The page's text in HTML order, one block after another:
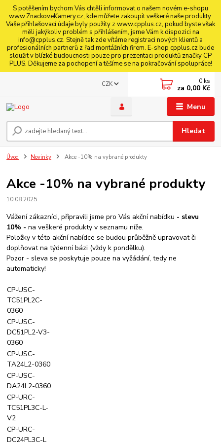
S potěšením bychom Vás chtěli informovat o našem novém e-shopu
www.ZnackoveKamery.cz, kde můžete zakoupit veškeré naše produkty.
Vaše přihlašovací údaje byly použity z www.cpplus.cz, pokud byste však
měli jakýkoliv problém s přihlášením, jsme Vám k dispozici na
info@cpplus.cz. Stejně tak zde vítáme registraci nových klientů a
profesionálních partnerů z řad montážních firem. E-shop cpplus.cz bude
sloužit v blízké budoucnosti pouze pro prezentaci produktů značky CP
PLUS. Děkujeme za pochopení a těšíme se na pokračování spolupráce!
Menu
CZK
Hledat
0 ks
za 0,00 Kč
Úvod Novinky Akce -10% na vybrané produkty
Akce -10% na vybrané produkty
10.08.2025
Vážení zákazníci, připravili jsme pro Vás akční nabídku - slevu
10% -na veškeré produkty v seznamu níže.
Položky v této akční nabídce se budou průběžně upravovat či
doplňovat na týdenní bázi (vždy k pondělku).
Pozor - sleva se poskytuje pouze na vyžádání, tedy ne
automaticky!
CP-USC-
TC51PL2C-
0360
CP-USC-
DC51PL2-V3-
0360
CP-USC-
TA24L2-0360
CP-USC-
DA24L2-0360
CP-URC-
TC51PL3C-L-
V2
CP-URC-
DC24PL3C-L